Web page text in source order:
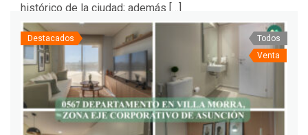
histórico de la ciudad; además […]
Destacados
Todos
Venta